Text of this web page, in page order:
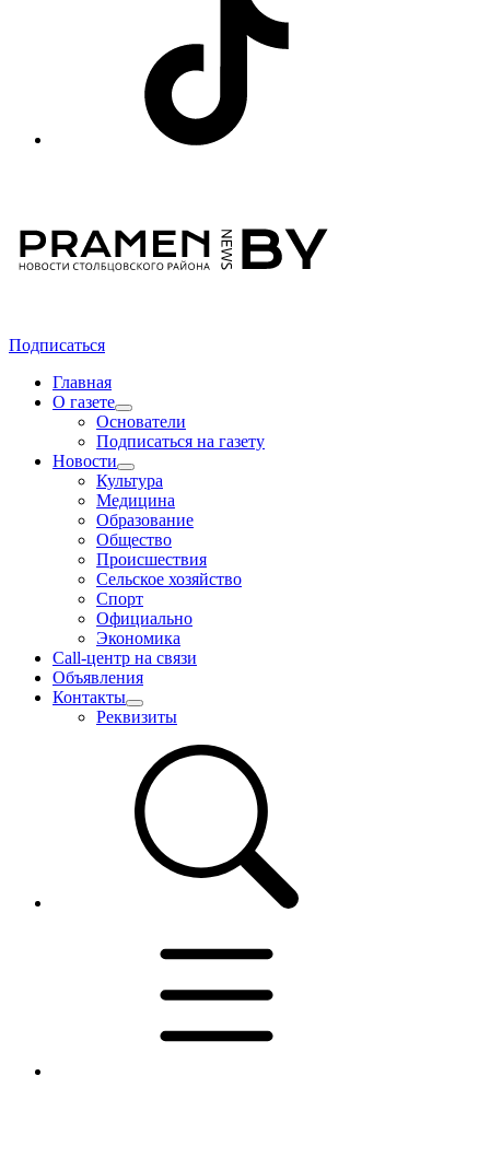
Подписаться
Главная
О газете
Основатели
Подписаться на газету
Новости
Культура
Медицина
Образование
Общество
Происшествия
Сельское хозяйство
Спорт
Официально
Экономика
Call-центр на связи
Объявления
Контакты
Реквизиты